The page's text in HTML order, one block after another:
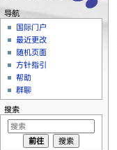
导航
国际门户
最近更改
随机页面
方针指引
帮助
群聊
搜索